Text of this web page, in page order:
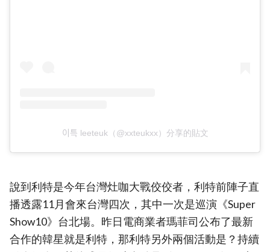
이특 leeteuk（@xxteukxx）分享的貼文
說到利特是今年台灣灶咖大戰佼佼者，利特前陣子直
播透露11月會來台灣四次，其中一次是巡演《Super
Show10》台北場。昨日電商業者瑪菲司公布了最新
合作的韓星就是利特，那利特另外兩個活動是？持續